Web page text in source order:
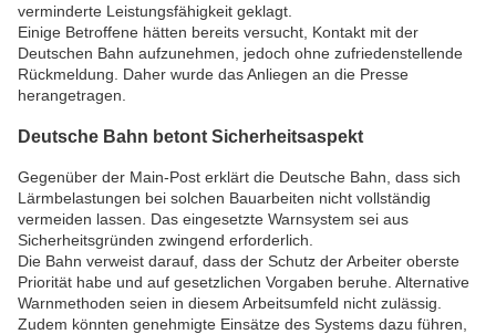
verminderte Leistungsfähigkeit geklagt.
Einige Betroffene hätten bereits versucht, Kontakt mit der
Deutschen Bahn aufzunehmen, jedoch ohne zufriedenstellende
Rückmeldung. Daher wurde das Anliegen an die Presse
herangetragen.
Deutsche Bahn betont Sicherheitsaspekt
Gegenüber der Main-Post erklärt die Deutsche Bahn, dass sich
Lärmbelastungen bei solchen Bauarbeiten nicht vollständig
vermeiden lassen. Das eingesetzte Warnsystem sei aus
Sicherheitsgründen zwingend erforderlich.
Die Bahn verweist darauf, dass der Schutz der Arbeiter oberste
Priorität habe und auf gesetzlichen Vorgaben beruhe. Alternative
Warnmethoden seien in diesem Arbeitsumfeld nicht zulässig.
Zudem könnten genehmigte Einsätze des Systems dazu führen,